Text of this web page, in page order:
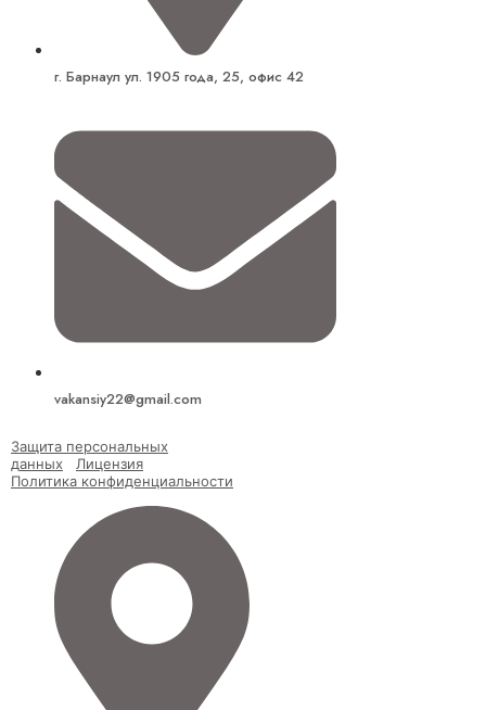
г. Барнаул ул. 1905 года, 25, офис 42
vakansiy22@gmail.com
Защита персональных
данных
Лицензия
Политика конфиденциальности